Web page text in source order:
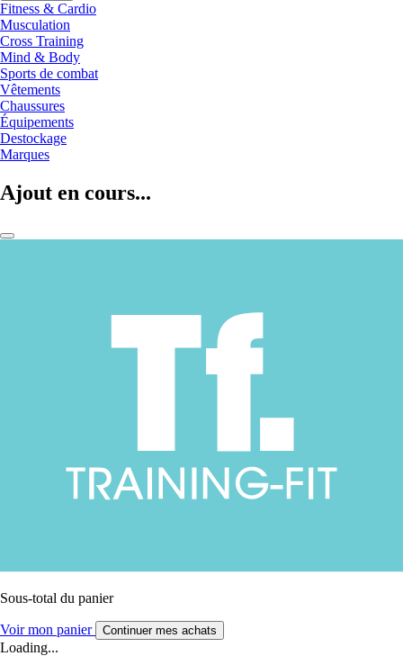
Fitness & Cardio
Musculation
Cross Training
Mind & Body
Sports de combat
Vêtements
Chaussures
Équipements
Destockage
Marques
Ajout en cours...
Sous-total du panier
Voir mon panier Continuer mes achats
Loading...